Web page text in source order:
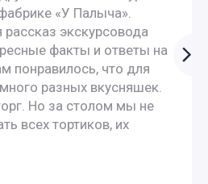
«У Палыча».
экскурсовода
факты и ответы на
понравилось, что для
разных вкусняшек.
Но за столом мы не
всех тортиков, их